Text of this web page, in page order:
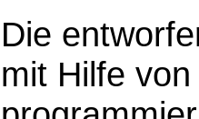
Die
mit Hilfe von